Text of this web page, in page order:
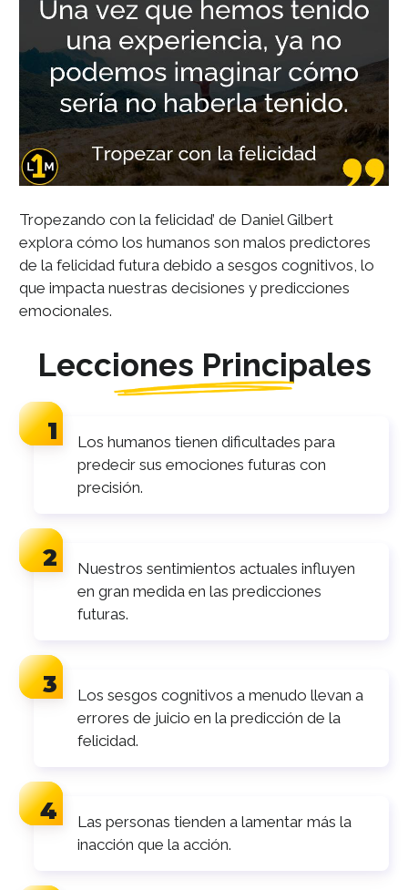
Tropezando con la felicidad’ de Daniel Gilbert
explora cómo los humanos son malos predictores
de la felicidad futura debido a sesgos cognitivos, lo
que impacta nuestras decisiones y predicciones
emocionales.
Lecciones Principales
Los humanos tienen dificultades para
predecir sus emociones futuras con
precisión.
Nuestros sentimientos actuales influyen
en gran medida en las predicciones
futuras.
Los sesgos cognitivos a menudo llevan a
errores de juicio en la predicción de la
felicidad.
Las personas tienden a lamentar más la
inacción que la acción.